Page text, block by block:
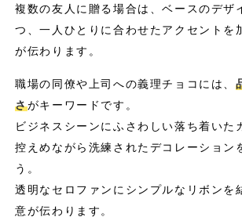
複数の友人に贈る場合は、ベースのデザ
つ、一人ひとりに合わせたアクセントを
が伝わります。
職場の同僚や上司への義理チョコには、
さがキーワードです。
ビジネスシーンにふさわしい落ち着いた
控えめながら洗練されたデコレーション
う。
透明なセロファンにシンプルなリボンを
意が伝わります。